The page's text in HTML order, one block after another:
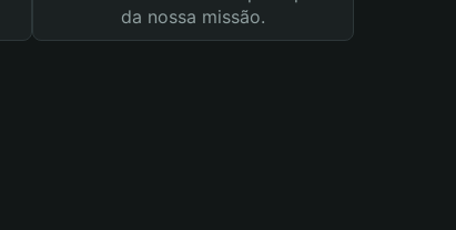
da nossa missão.